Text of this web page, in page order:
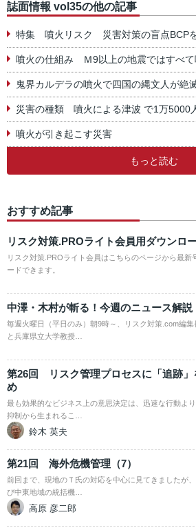
誌面情報 vol35の他の記事
特集 噴火リスク 災害対策の盲点BCP
噴火の仕組み Ｍ9以上の地震ではすべ
鬼界カルデラの噴火で四国の縄文人が絶
災害の種類 噴火による津波 で1万5000
噴火が引き起こす災害
もっと読む
おすすめ記事
リスク対策.PROライト会員用ダウンロ
リスク対策.PROライト会員はこちらのページから最新
ードできます。
中澤・木村が斬る！今週のニュース解説
毎週火曜日（平日のみ）朝9時～、リスク対策.com編
と兵庫県立大学教授…
第26回 リスク管理プロセスに「追跡」
め
最も効果的なビジネス上の意思決定は、迅速な行動よ
抑制から生まれるこ…
鈴木 英夫
第21回 海外危機管理（7）
前回まで、現地のＴ氏の対応を中心に見てきましたが
び中東地域の統括機…
高原 彦二郎